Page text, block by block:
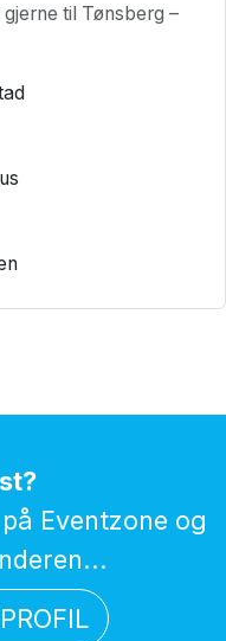
til Tønsberg –
Eventzone og